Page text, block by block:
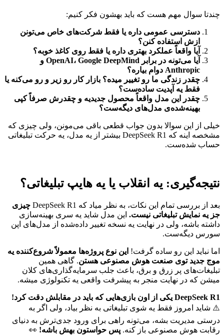
چندتا سوال مهم هست که باید بهشون فکر کنیم:
دسترسی عمومی داره یا فقط شرکت‌های خاص می‌تونن
ازش استفاده کنن؟
آیا واقعاً عملکرد بهتری داره یا فقط روی کاغذ خوبه؟
آیا می‌تونه در برابر OpenAI، Google DeepMind و
Anthropic دوام بیاره؟
چقدر زندگی ما رو تغییر میده؟ بازار کار رو زیر و رو می‌کنه یا
فقط یه آپدیت ساده‌ست؟
چقدر این مدل واقعاً محصول جدیدیه و چقدرش صرفاً کپی
بهینه‌شده‌ی مدل‌های دیگه‌ست؟
خیلی از این سوالا بدون جواب قطعی باقی می‌مونن، ولی چیزی که
مشخصه اینه که DeepSeek R1 بیشتر از یه مدل، یه حرکت تبلیغاتی
حساب شده‌ست.
نتیجه‌گیری: یه انقلاب یا یه هایپ تبلیغاتی؟
بعد از بررسی تمام این نکات، به نظر میاد که DeepSeek R1
چیزی
جز یه نمایش تبلیغاتی نیست. این مدل شاید یه سری بهینه‌سازی
داشته باشه، ولی در نهایت یه نسخه تغییر داده‌شده از مدل‌های اپن
سورس دیگه‌ست.
اما نباید این رو ساده گرفت! این نوع پروژه‌ها معمولاً شروع‌کننده یه
موج جدید توی صنعت هوش مصنوعی هستن. گاهی همین
تبلیغات‌های پر زرق و برق، باعث جلب سرمایه‌گذاری‌های کلان
میشن که در نهایت منجر به پیشرفت واقعی یه تکنولوژی میشه.
DeepSeek R1 یکی از اون بازی‌هایی که باید در مقابلش دقت کرد!
⚠️ شاید امروز فقط یه شوی تبلیغاتی به نظر بیاد، ولی اگر به
درستی مدیریت بشه، می‌تونه راهی برای ورود جدی‌ترش به دنیای
رقابت هوش مصنوعی باز کنه. پس حواستون بهش باشه! 👀